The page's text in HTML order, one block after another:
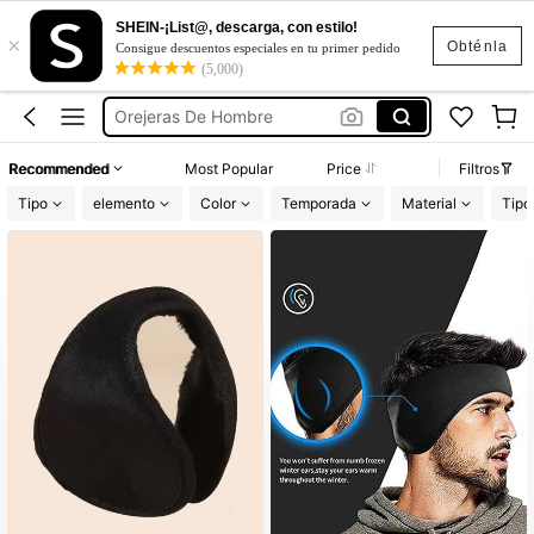
Obténla
×
SHEIN-¡List@, descarga, con estilo!
Consigue descuentos especiales en tu primer pedido
(5,000)
Orejeras Invierno
Orejeras
Orejeras De Hombre
Orejeras Hombre
Orejeras
Recommended Most Popular Price
Filtros
Tipo
elemento Color Temporada Material Tipo